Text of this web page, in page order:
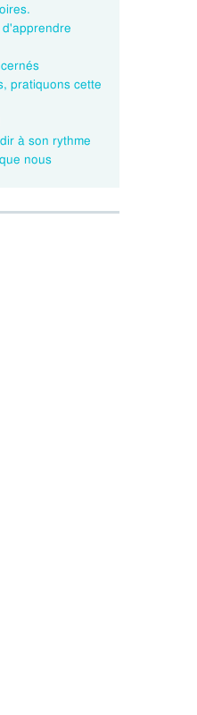
pratiquons cette
à son rythme
nous